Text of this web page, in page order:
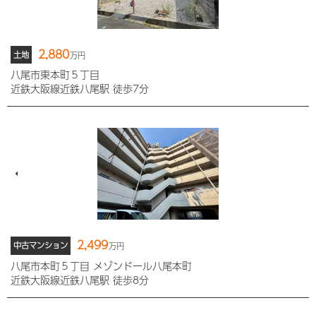
土地 2,880万円
八尾市東本町５丁目
近鉄大阪線近鉄八尾駅 徒歩7分
中古マンション 2,499万円
八尾市本町５丁目 メゾンドール八尾本町
近鉄大阪線近鉄八尾駅 徒歩8分